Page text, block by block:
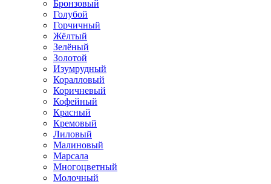
Бронзовый
Голубой
Горчичный
Жёлтый
Зелёный
Золотой
Изумрудный
Коралловый
Коричневый
Кофейный
Красный
Кремовый
Лиловый
Малиновый
Марсала
Многоцветный
Молочный